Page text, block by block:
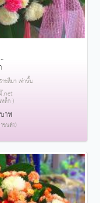
ชสีมา เท่านั้น
.net
ล็ก )
าท
ขนส่ง)